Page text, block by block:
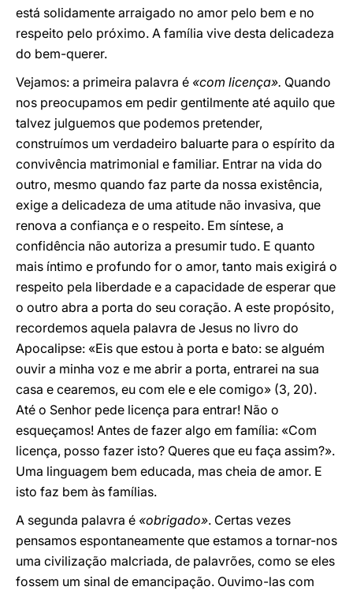
está solidamente arraigado no amor pelo bem e no
respeito pelo próximo. A família vive desta delicadeza
do bem-querer.
Vejamos: a primeira palavra é «com licença». Quando
nos preocupamos em pedir gentilmente até aquilo que
talvez julguemos que podemos pretender,
construímos um verdadeiro baluarte para o espírito da
convivência matrimonial e familiar. Entrar na vida do
outro, mesmo quando faz parte da nossa existência,
exige a delicadeza de uma atitude não invasiva, que
renova a confiança e o respeito. Em síntese, a
confidência não autoriza a presumir tudo. E quanto
mais íntimo e profundo for o amor, tanto mais exigirá o
respeito pela liberdade e a capacidade de esperar que
o outro abra a porta do seu coração. A este propósito,
recordemos aquela palavra de Jesus no livro do
Apocalipse: «Eis que estou à porta e bato: se alguém
ouvir a minha voz e me abrir a porta, entrarei na sua
casa e cearemos, eu com ele e ele comigo» (3, 20).
Até o Senhor pede licença para entrar! Não o
esqueçamos! Antes de fazer algo em família: «Com
licença, posso fazer isto? Queres que eu faça assim?».
Uma linguagem bem educada, mas cheia de amor. E
isto faz bem às famílias.
A segunda palavra é «obrigado». Certas vezes
pensamos espontaneamente que estamos a tornar-nos
uma civilização malcriada, de palavrões, como se eles
fossem um sinal de emancipação. Ouvimo-las com